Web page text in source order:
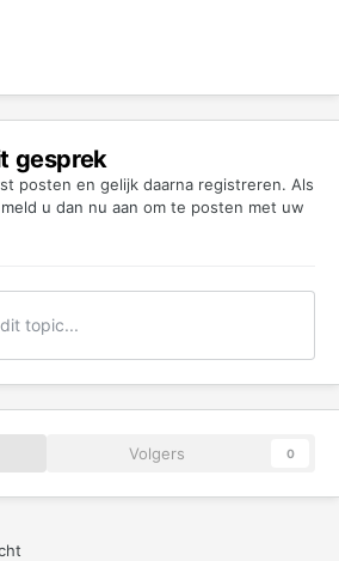
gesprek
posten en gelijk daarna registreren. Als
meld u dan nu aan om te posten met uw
topic...
Volgers 0